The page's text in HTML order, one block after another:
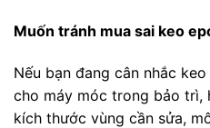
Muốn tránh mua sai keo
Nếu bạn đang cân nhắc
cho máy móc trong bảo trì,
kích thước vùng cần sửa,